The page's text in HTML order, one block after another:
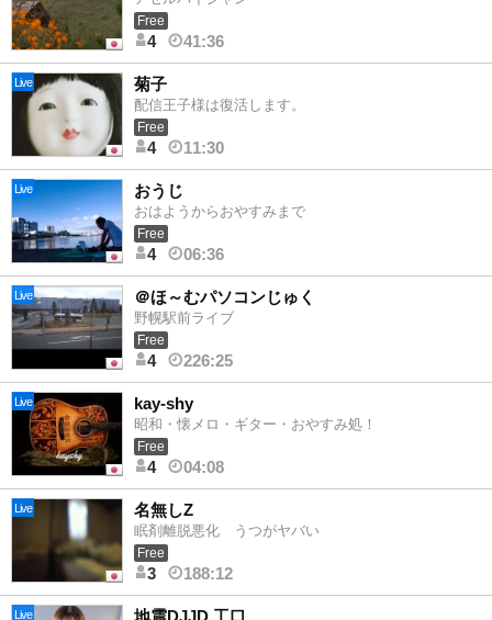
Free
4 41:36
Live 菊子
配信王子様は復活します。
Free
4 11:30
Live おうじ
おはようからおやすみまで
Free
4 06:36
Live ＠ほ～むパソコンじゅく
野幌駅前ライブ
Free
4 226:25
Live kay-shy
昭和・懐メロ・ギター・おやすみ処！
Free
4 04:08
Live 名無しZ
眠剤離脱悪化 うつがヤバい
Free
3 188:12
Live 地震DJJD 工口